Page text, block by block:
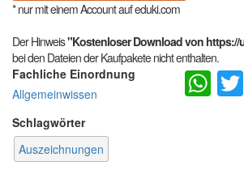
* nur mit einem Account auf eduki.com
Der Hinweis"Kostenloser Download von
bei den Dateien der Kaufpakete nicht enthalten.
Fachliche Einordnung
Allgemeinwissen
Schlagwörter
Auszeichnungen